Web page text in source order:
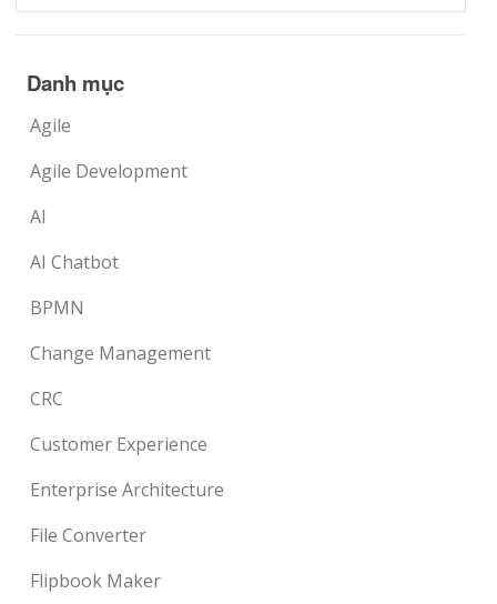
Danh mục
Agile
Agile Development
AI
AI Chatbot
BPMN
Change Management
CRC
Customer Experience
Enterprise Architecture
File Converter
Flipbook Maker